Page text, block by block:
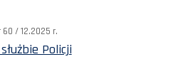
60 / 12.2025 r.
Policji